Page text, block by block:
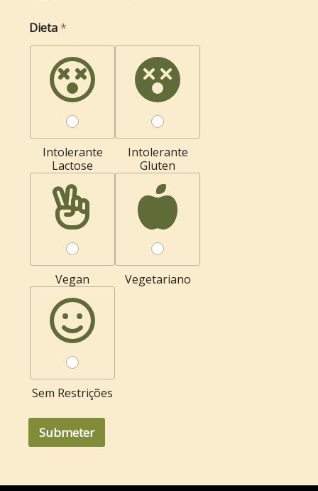
Dieta*
Intolerante
Lactose
Intolerante
Gluten
Vegan Vegetariano
Sem Restrições
Submeter